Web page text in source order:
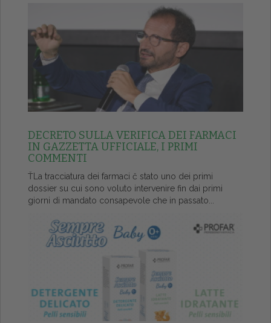
DECRETO SULLA VERIFICA DEI FARMACI
IN GAZZETTA UFFICIALE, I PRIMI
COMMENTI
ŤLa tracciatura dei farmaci č stato uno dei primi
dossier su cui sono voluto intervenire fin dai primi
giorni di mandato consapevole che in passato...